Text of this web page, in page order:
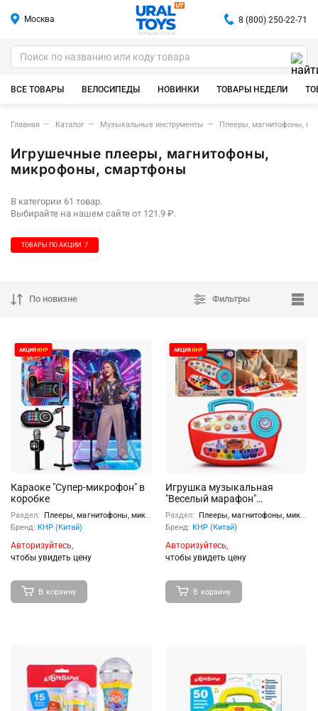
Москва
ИГРУШКИ ОПТОМ
8 (800) 250-22-71
ВСЕ ТОВАРЫ ВЕЛОСИПЕДЫ НОВИНКИ ТОВАРЫ НЕДЕЛИ
Главная Каталог Музыкальные инструменты Плееры, магнитофоны,
Игрушечные плееры, магнитофоны,
микрофоны, смартфоны
В категории 61 товар.
Выбирайте на нашем сайте от 121.9 ₽.
ТОВАРЫ ПО АКЦИИ 7
По новизне Фильтры
Караоке "Супер-микрофон" в
коробке
Раздел:
Плееры, магнитофоны, микрофоны
Бренд: КНР (Китай)
Авторизуйтесь,
чтобы увидеть цену
В корзину
Игрушка музыкальная
"Веселый марафон"
(свет,звук) в коробке
Раздел:
Плееры, магнитофоны, микрофоны
Бренд: КНР (Китай)
Авторизуйтесь,
чтобы увидеть цену
В корзину